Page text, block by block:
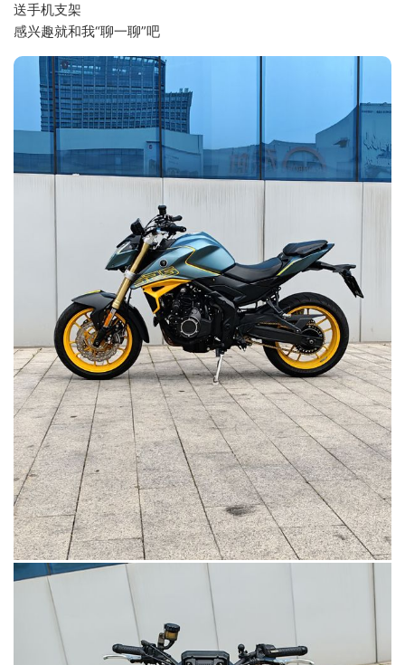
送手机支架
感兴趣就和我“聊一聊”吧